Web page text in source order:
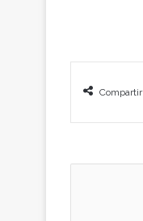
Compartir